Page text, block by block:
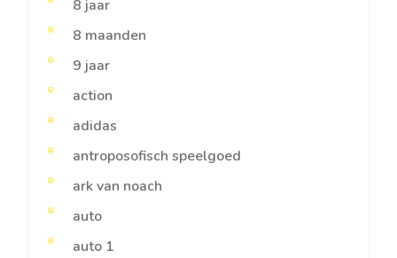
8 jaar
8 maanden
9 jaar
action
adidas
antroposofisch speelgoed
ark van noach
auto
auto 1